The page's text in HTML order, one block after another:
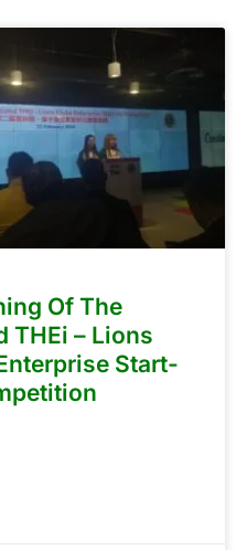
Of The
THEi – Lions
Start-